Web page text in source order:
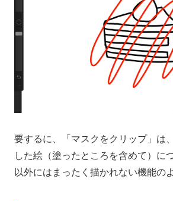
要するに、「マスクをクリップ」は
した絵（塗ったところを含めて）に
以外にはまったく描かれない機能の